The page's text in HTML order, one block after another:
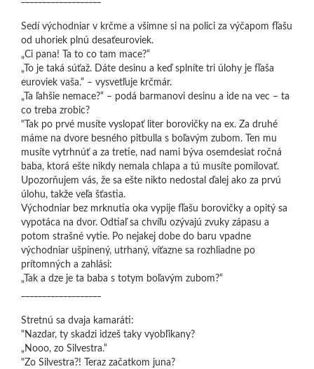
Sedí východniar v krčme a všimne si na polici za výčapom fľašu
od uhoriek plnú desaťeuroviek.
„Ci pana! Ta to co tam mace?“
„To je taká súťaž. Dáte desinu a keď splníte tri úlohy je fľaša
euroviek vaša.“ – vysvetľuje krčmár.
„Ta ľahšie nemace?“ – podá barmanovi desinu a ide na vec – ta
co treba zrobic?
"Tak po prvé musíte vyslopať liter borovičky na ex. Za druhé
máme na dvore besného pitbulla s boľavým zubom. Ten mu
musíte vytrhnúť a za tretie, nad nami býva osemdesiat ročná
baba, ktorá ešte nikdy nemala chlapa a tú musíte pomilovať.
Upozorňujem vás, že sa ešte nikto nedostal ďalej ako za prvú
úlohu, takže veľa šťastia.
Východniar bez mrknutia oka vypije fľašu borovičky a opitý sa
vypotáca na dvor. Odtiaľ sa chvíľu ozývajú zvuky zápasu a
potom strašné vytie. Po nejakej dobe do baru vpadne
východniar ušpinený, utrhaný, víťazne sa rozhliadne po
prítomných a zahlási:
„Tak a dze je ta baba s totym boľavým zubom?“
Stretnú sa dvaja kamaráti:
"Nazdar, ty skadzi idzeš taky vyobľikany?
„Nooo, zo Silvestra.“
"Zo Silvestra?! Teraz začatkom juna?